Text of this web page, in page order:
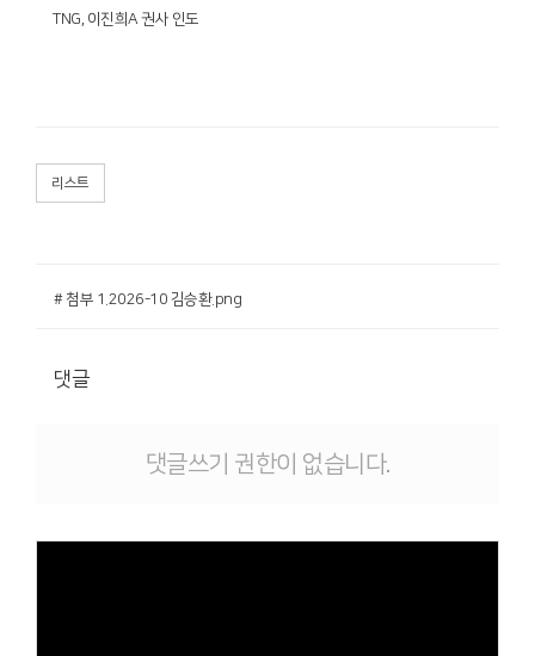
TNG, 이진희A 권사 인도
리스트
# 첨부 1.2026-10 김승환.png
댓글
댓글쓰기 권한이 없습니다.